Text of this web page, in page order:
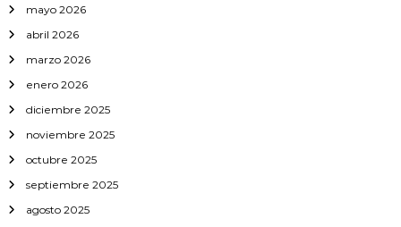
mayo 2026
abril 2026
marzo 2026
enero 2026
diciembre 2025
noviembre 2025
octubre 2025
septiembre 2025
agosto 2025